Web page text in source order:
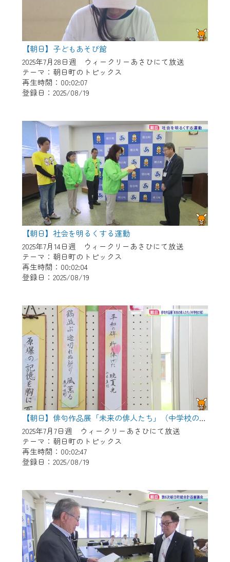
【朝日】子どもあそび館
2025年7月28日週 ウィークリーあさひにて放送
テーマ：朝日町のトピックス
再生時間：00:02:07
登録日：2025/08/19
【朝日】社会を明るくする運動
2025年7月14日週 ウィークリーあさひにて放送
テーマ：朝日町のトピックス
再生時間：00:02:04
登録日：2025/08/19
【朝日】俳句作品展「未来の俳人たち」（中学校の部）
2025年7月7日週 ウィークリーあさひにて放送
テーマ：朝日町のトピックス
再生時間：00:02:47
登録日：2025/08/19
何卒、ご理解ご了承の程よろしくお願い
いたします。
※マイページへのログインには、MyIDが必
要となります。
※MyIDとは、CCNet Web TVを含むCCNetの
各種サービスをご利用頂くためのIDです。
で設定できます。
（GmailやYahooなどのフリーメールアドレ
スでも作成可能です）
※マイページへのログイン・MyIDの新規登
録はこちらから
※CCNetアプリをご利用中の方は引き続き
ご視聴いただけます。
＜メンテナンス情報＞
CCNetWebTVのリニューアルにともないメ
ンテナンス作業を予定しています。
作業の間は、CCNetWebTVの画面が「メン
テナンス中」になり、ご利用いただけませ
ん。
ご不便をおかけいたしますが、ご了承の程
よろしくお願いいたします。